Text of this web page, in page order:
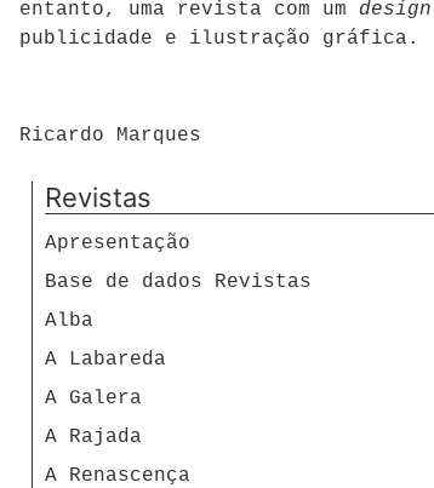
entanto, uma revista com um design
publicidade e ilustração gráfica.
Ricardo Marques
Revistas
Apresentação
Base de dados Revistas
Alba
A Labareda
A Galera
A Rajada
A Renascença